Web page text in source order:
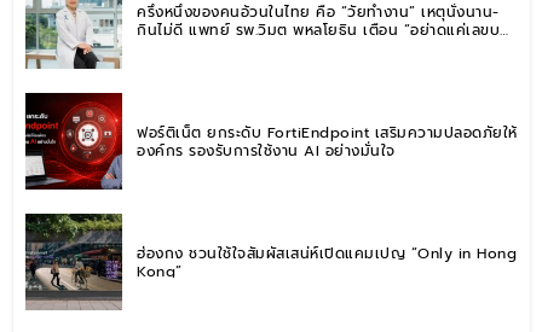
ครึ่งหนึ่งของคนอ้วนในไทย คือ “วัยทำงาน” เหตุนั่งนาน-
กินไม่ดี แพทย์ รพ.วิมุต พหลโยธิน เตือน “อย่าดูแค่เลขบน
ฟอร์ติเน็ต ยกระดับ FortiEndpoint เสริมความปลอดภัยให้
องค์กร รองรับการใช้งาน AI อย่างมั่นใจ
ฮ่องกง ชวนใช้ใจสัมผัสเสน่ห์เปิดแคมเปญ “Only in Hong
Kong”